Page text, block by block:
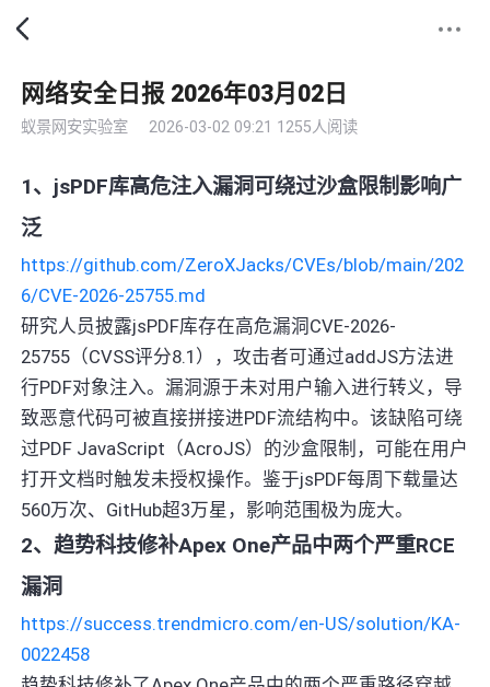
网络安全日报 2026年03月02日
蚁景网安实验室 2026-03-02 09:21 1255人阅读
1、jsPDF库高危注入漏洞可绕过沙盒限制影响广
泛
https://github.com/ZeroXJacks/CVEs/blob/main/202
6/CVE-2026-25755.md
研究人员披露jsPDF库存在高危漏洞CVE-2026-
25755（CVSS评分8.1），攻击者可通过addJS方法进
行PDF对象注入。漏洞源于未对用户输入进行转义，导
致恶意代码可被直接拼接进PDF流结构中。该缺陷可绕
过PDF JavaScript（AcroJS）的沙盒限制，可能在用户
打开文档时触发未授权操作。鉴于jsPDF每周下载量达
560万次、GitHub超3万星，影响范围极为庞大。
2、趋势科技修补Apex One产品中两个严重RCE
漏洞
https://success.trendmicro.com/en-US/solution/KA-
0022458